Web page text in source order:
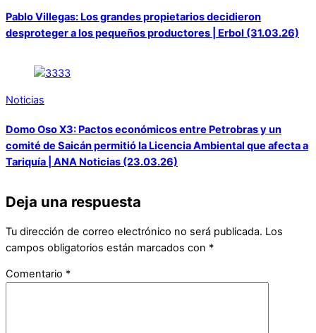
Pablo Villegas: Los grandes propietarios decidieron
desproteger a los pequeños productores | Erbol (31.03.26)
Noticias
Domo Oso X3: Pactos económicos entre Petrobras y un
comité de Saicán permitió la Licencia Ambiental que afecta a
Tariquía | ANA Noticias (23.03.26)
Deja una respuesta
Tu dirección de correo electrónico no será publicada. Los
campos obligatorios están marcados con *
Comentario *